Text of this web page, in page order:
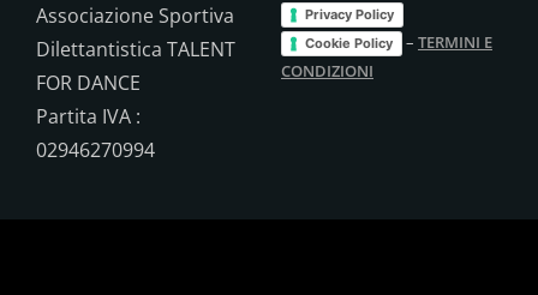
Associazione Sportiva
Dilettantistica TALENT
FOR DANCE
Partita IVA :
02946270994
Privacy Policy
Cookie Policy
– TERMINI E
CONDIZIONI